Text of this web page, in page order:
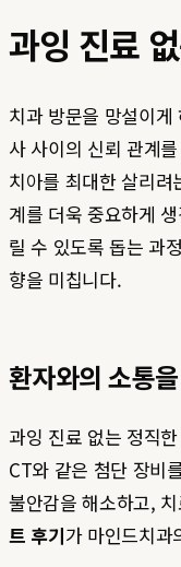
과잉 진료
치과 방문을 망설이
사 사이의 신뢰 관계
치아를 최대한 살리
계를 더욱 중요하게
릴 수 있도록 돕는 과
향을 미칩니다.
환자와의 소통
과잉 진료 없는 정직
CT와 같은 첨단 장비
불안감을 해소하고,
트 후기가 마인드치과